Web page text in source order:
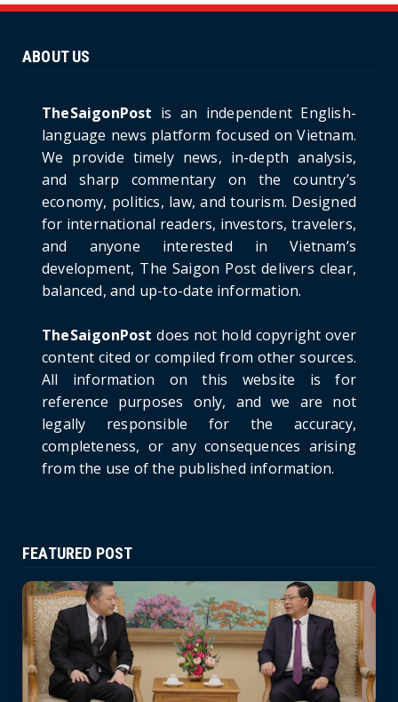
Ninh Bride Re-enacts...
Project: An Analysi...
June 21, 2026
HOTNEWS
Detailed Analysis of the Cooling-off Period
Law in Timeshare...
June 21, 2026
HOTNEWS
Prime Minister Lê Minh Hưng’s Visit to
Russia: A New Step Fo...
HOTNEWS
Politburo: Strictly Handle Acts of Using
Pirated Software, C...
June 21, 2026
ABOUT US
TheSaigonPost is an independent English-
language news platform focused on Vietnam.
We provide timely news, in-depth analysis,
and sharp commentary on the country’s
economy, politics, law, and tourism. Designed
for international readers, investors, travelers,
and anyone interested in Vietnam’s
development, The Saigon Post delivers clear,
balanced, and up-to-date information.
TheSaigonPost does not hold copyright over
content cited or compiled from other sources.
All information on this website is for
reference purposes only, and we are not
legally responsible for the accuracy,
completeness, or any consequences arising
from the use of the published information.
FEATURED POST